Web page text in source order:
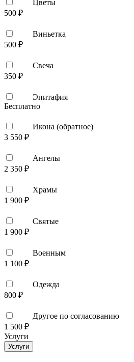
Цветы
500 ₽
Виньетка
500 ₽
Свеча
350 ₽
Эпитафия
Бесплатно
Икона (обратное)
3 550 ₽
Ангелы
2 350 ₽
Храмы
1 900 ₽
Святые
1 900 ₽
Военным
1 100 ₽
Одежда
800 ₽
Другое по согласованию
1 500 ₽
Услуги
Услуги